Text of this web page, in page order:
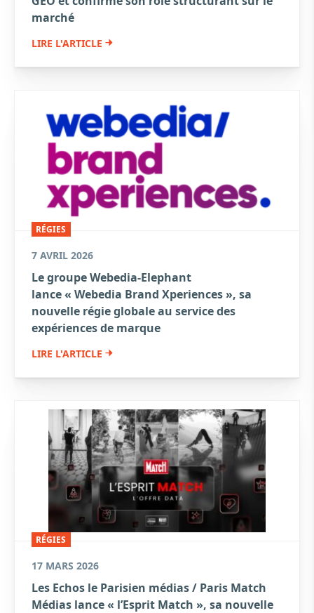
marché
LIRE L'ARTICLE
RÉGIES
7 AVRIL 2026
Le groupe Webedia-Elephant
lance « Webedia Brand Xperiences », sa
nouvelle régie globale au service des
expériences de marque
LIRE L'ARTICLE
RÉGIES
17 MARS 2026
Les Echos le Parisien médias / Paris Match
Médias lance « l’Esprit Match », sa nouvelle